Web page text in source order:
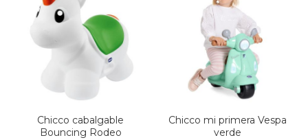
Chicco cabalgable
Bouncing Rodeo
Chicco mi primera Vespa
verde